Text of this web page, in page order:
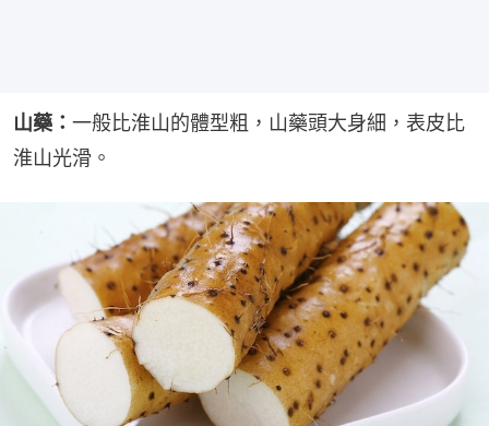
山藥： 一般比淮山的體型粗，山藥頭大身細，表皮比
淮山光滑。